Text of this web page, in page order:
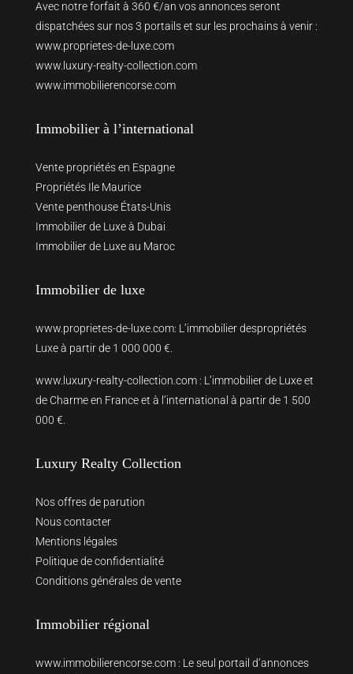
Avec notre forfait à 360 €/an vos annonces seront
dispatchées sur nos 3 portails et sur les prochains à venir :
www.proprietes-de-luxe.com
www.luxury-realty-collection.com
www.immobilierencorse.com
Immobilier à l’international
Vente propriétés en Espagne
Propriétés Ile Maurice
Vente penthouse États-Unis
Immobilier de Luxe à Dubai
Immobilier de Luxe au Maroc
Immobilier de luxe
www.proprietes-de-luxe.com: L’immobilier despropriétés
Luxe à partir de 1 000 000 €.
www.luxury-realty-collection.com : L’immobilier de Luxe et
de Charme en France et à l’international à partir de 1 500
000 €.
Luxury Realty Collection
Nos offres de parution
Nous contacter
Mentions légales
Politique de confidentialité
Conditions générales de vente
Immobilier régional
www.immobilierencorse.com : Le seul portail d’annonces